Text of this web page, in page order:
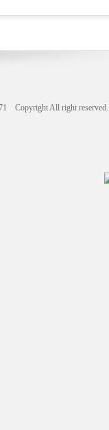
Copyright All right